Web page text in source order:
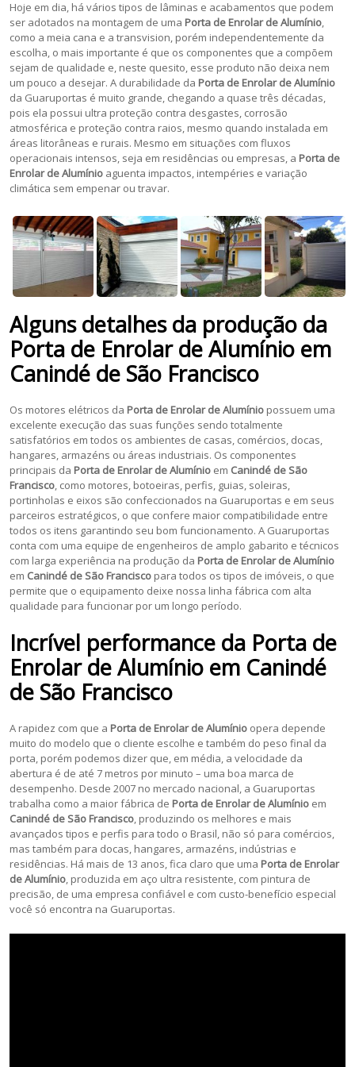
Hoje em dia, há vários tipos de lâminas e acabamentos que podem
ser adotados na montagem de uma Porta de Enrolar de Alumínio,
como a meia cana e a transvision, porém independentemente da
escolha, o mais importante é que os componentes que a compõem
sejam de qualidade e, neste quesito, esse produto não deixa nem
um pouco a desejar. A durabilidade da Porta de Enrolar de Alumínio
da Guaruportas é muito grande, chegando a quase três décadas,
pois ela possui ultra proteção contra desgastes, corrosão
atmosférica e proteção contra raios, mesmo quando instalada em
áreas litorâneas e rurais. Mesmo em situações com fluxos
operacionais intensos, seja em residências ou empresas, a Porta de
Enrolar de Alumínio aguenta impactos, intempéries e variação
climática sem empenar ou travar.
Alguns detalhes da produção da
Porta de Enrolar de Alumínio em
Canindé de São Francisco
Os motores elétricos da Porta de Enrolar de Alumínio possuem uma
excelente execução das suas funções sendo totalmente
satisfatórios em todos os ambientes de casas, comércios, docas,
hangares, armazéns ou áreas industriais. Os componentes
principais da Porta de Enrolar de Alumínio em Canindé de São
Francisco, como motores, botoeiras, perfis, guias, soleiras,
portinholas e eixos são confeccionados na Guaruportas e em seus
parceiros estratégicos, o que confere maior compatibilidade entre
todos os itens garantindo seu bom funcionamento. A Guaruportas
conta com uma equipe de engenheiros de amplo gabarito e técnicos
com larga experiência na produção da Porta de Enrolar de Alumínio
em Canindé de São Francisco para todos os tipos de imóveis, o que
permite que o equipamento deixe nossa linha fábrica com alta
qualidade para funcionar por um longo período.
Incrível performance da Porta de
Enrolar de Alumínio em Canindé
de São Francisco
A rapidez com que a Porta de Enrolar de Alumínio opera depende
muito do modelo que o cliente escolhe e também do peso final da
porta, porém podemos dizer que, em média, a velocidade da
abertura é de até 7 metros por minuto – uma boa marca de
desempenho. Desde 2007 no mercado nacional, a Guaruportas
trabalha como a maior fábrica de Porta de Enrolar de Alumínio em
Canindé de São Francisco, produzindo os melhores e mais
avançados tipos e perfis para todo o Brasil, não só para comércios,
mas também para docas, hangares, armazéns, indústrias e
residências. Há mais de 13 anos, fica claro que uma Porta de Enrolar
de Alumínio, produzida em aço ultra resistente, com pintura de
precisão, de uma empresa confiável e com custo-benefício especial
você só encontra na Guaruportas.